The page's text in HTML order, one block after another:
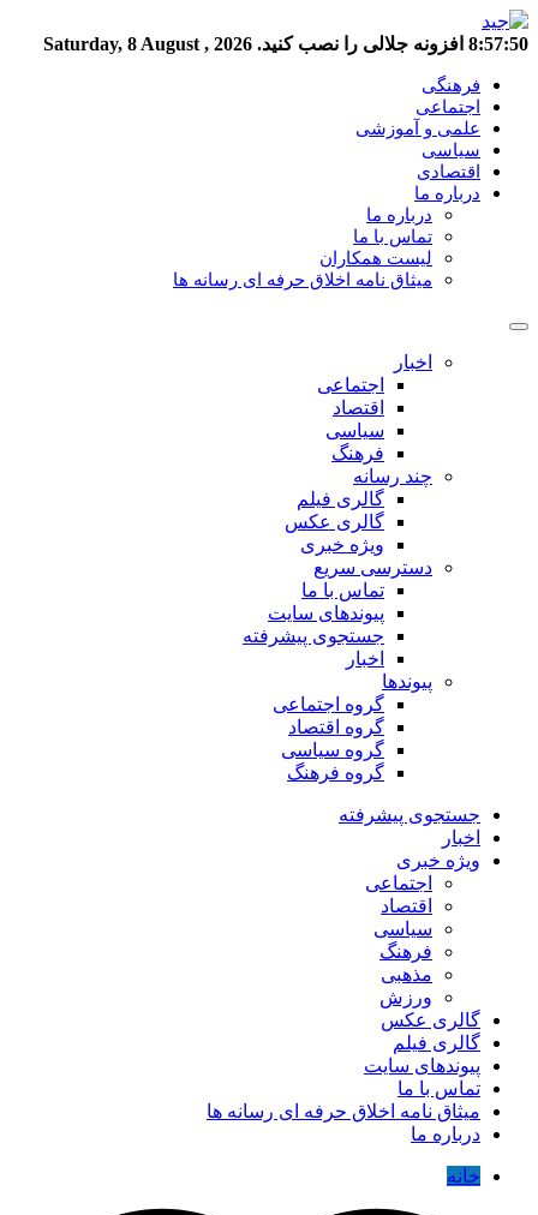
8:57:50 افزونه جلالی را نصب کنید. Saturday, 8 August , 2026
فرهنگی
اجتماعی
علمی و آموزشی
سیاسی
اقتصادی
درباره ما
درباره ما
تماس با ما
لیست همکاران
میثاق نامه اخلاق حرفه ای رسانه ها
اخبار
اجتماعی
اقتصاد
سیاسی
فرهنگ
چند رسانه
گالری فیلم
گالری عکس
ویژه خبری
دسترسی سریع
تماس با ما
پیوندهای سایت
جستجوی پیشرفته
اخبار
پیوندها
گروه اجتماعی
گروه اقتصاد
گروه سیاسی
گروه فرهنگ
جستجوی پیشرفته
اخبار
ویژه خبری
اجتماعی
اقتصاد
سیاسی
فرهنگ
مذهبی
ورزش
گالری عکس
گالری فیلم
پیوندهای سایت
تماس با ما
میثاق نامه اخلاق حرفه ای رسانه ها
درباره ما
خانه